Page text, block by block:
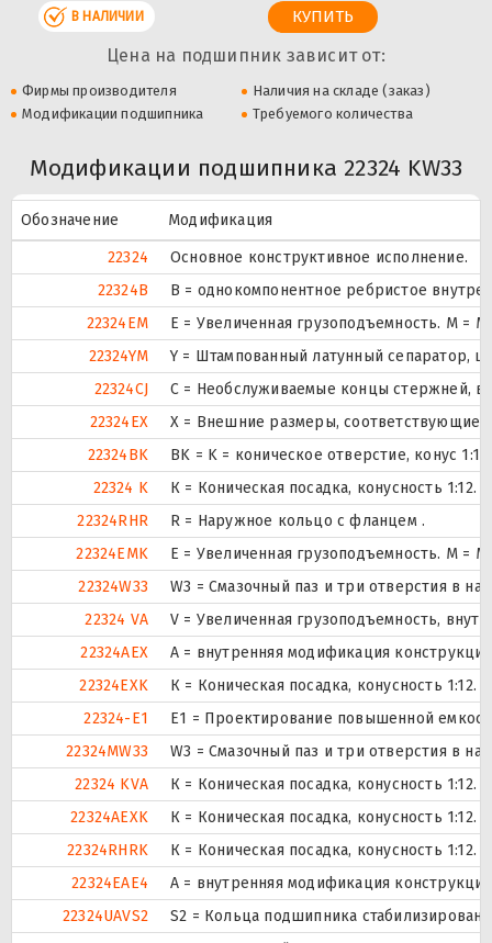
В НАЛИЧИИ
Цена на подшипник зависит от:
Фирмы производителя
Наличия на складе (заказ)
Модификации подшипника
Требуемого количества
Модификации подшипника 22324 KW33
Обозначение
Модификация
22324
Основное конструктивное исполнение.
22324B
B = однокомпонентное ребристое
22324EM
E = Увеличенная грузоподъемность. М =
22324YM
Y = Штампованный латунный сепаратор,
22324CJ
С = Необслуживаемые концы стержней,
22324EX
X = Внешние размеры, соответствующие
22324BK
BK = K = коническое отверстие, конус
22324 K
К = Коническая посадка, конусность 1:12.
22324RHR
R = Наружное кольцо с фланцем .
22324EMK
E = Увеличенная грузоподъемность. М =
22324W33
W3 = Смазочный паз и три отверстия в
22324 VA
V = Увеличенная грузоподъемность,
22324AEX
A = внутренняя модификация
22324EXK
К = Коническая посадка, конусность 1:12.
22324-E1
E1 = Проектирование повышенной
22324MW33
W3 = Смазочный паз и три отверстия в
22324 KVA
К = Коническая посадка, конусность 1:12.
22324AEXK
К = Коническая посадка, конусность 1:12.
22324RHRK
К = Коническая посадка, конусность 1:12.
22324EAE4
A = внутренняя модификация
22324UAVS2
S2 = Кольца подшипника